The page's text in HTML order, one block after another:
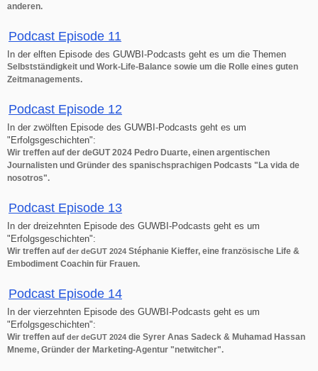
anderen.
Podcast Episode 11
In der elften Episode des GUWBI-Podcasts geht es um die Themen
Selbstständigkeit und Work-Life-Balance sowie um die Rolle eines guten
Zeitmanagements.
Podcast Episode 12
In der zwölften Episode des GUWBI-Podcasts geht es um
"Erfolgsgeschichten":
Wir treffen auf der deGUT 2024 Pedro Duarte, einen argentischen
Journalisten und Gründer des spanischsprachigen Podcasts "La vida de
nosotros".
Podcast Episode 13
In der dreizehnten Episode des GUWBI-Podcasts geht es um
"Erfolgsgeschichten":
Wir treffen auf der deGUT 2024 Stéphanie Kieffer, eine französische Life &
Embodiment Coachin für Frauen.
Podcast Episode 14
In der vierzehnten Episode des GUWBI-Podcasts geht es um
"Erfolgsgeschichten":
Wir treffen auf der deGUT 2024 die Syrer Anas Sadeck & Muhamad Hassan
Mneme, Gründer der Marketing-Agentur "netwitcher".